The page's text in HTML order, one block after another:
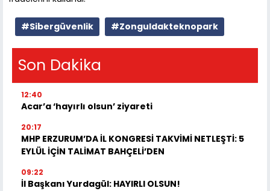
#Sibergüvenlik #Zonguldakteknopark
Son Dakika
12:40
Acar’a ‘hayırlı olsun’ ziyareti
20:17
MHP ERZURUM’DA İL KONGRESİ TAKVİMİ NETLEŞTİ: 5
EYLÜL İÇİN TALİMAT BAHÇELİ’DEN
09:22
İl Başkanı Yurdagül: HAYIRLI OLSUN!